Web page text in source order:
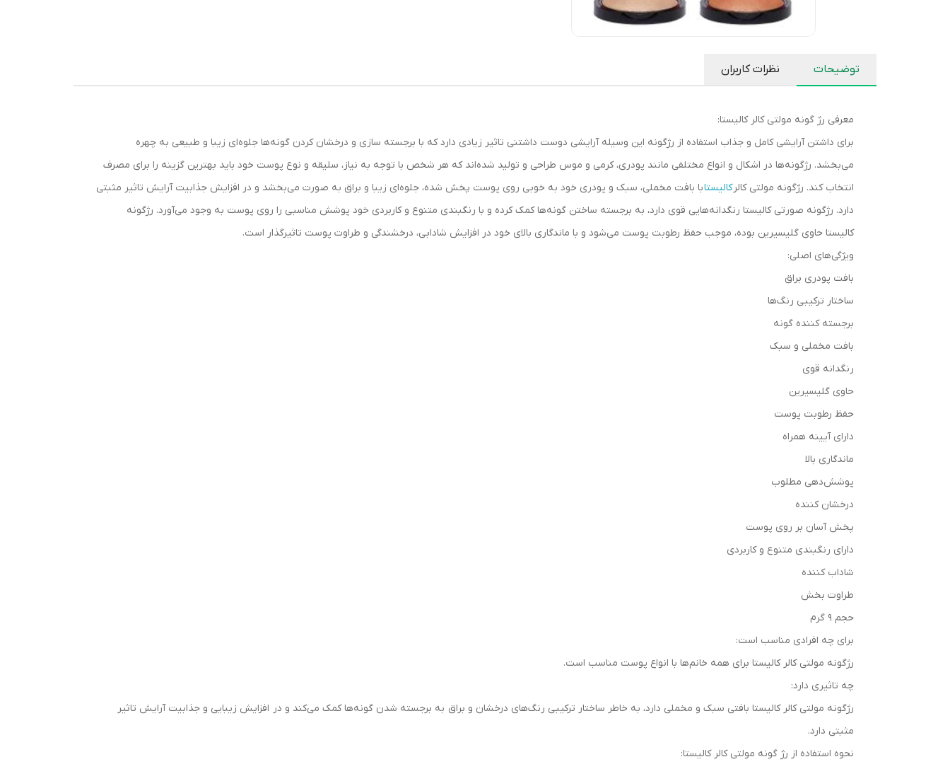
توضیحات نظرات کاربران
معرفی رژ گونه مولتی کالر کالیستا:
برای داشتن آرایشی کامل و جذاب استفاده از رژگونه این وسیله آرایشی دوست داشتنی تاثیر زیادی دارد که با برجسته سازی و درخشان کردن گونه‌ها جلوه‌ای زیبا و طبیعی به چهره
می‌بخشد. رژگونه‌ها در اشکال و انواع مختلفی مانند پودری، کرمی و موس طراحی و تولید شده‌اند که هر شخص با توجه به نیاز، سلیقه و نوع پوست خود باید بهترین گزینه را برای مصرف
انتخاب کند. رژگونه مولتی کالرکالیستابا بافت مخملی، سبک و پودری خود به خوبی روی پوست پخش شده، جلوه‌ای زیبا و براق به صورت می‌بخشد و در افزایش جذابیت آرایش تاثیر مثبتی
دارد. رژگونه صورتی کالیستا رنگدانه‌هایی قوی دارد، به برجسته ساختن گونه‌ها کمک کرده و با رنگبندی متنوع و کاربردی خود پوشش مناسبی را روی پوست به وجود می‌آورد. رژگونه
کالیستا حاوی گلیسیرین بوده، موجب حفظ رطوبت پوست می‌شود و با ماندگاری بالای خود در افزایش شادابی، درخشندگی و طراوت پوست تاثیرگذار است.
ویژگی‌های اصلی:
بافت پودری براق
ساختار ترکیبی رنگ‌ها
برجسته کننده گونه
بافت مخملی و سبک
رنگدانه قوی
حاوی گلیسیرین
حفظ رطوبت پوست
دارای آیینه همراه
ماندگاری بالا
پوشش‌دهی مطلوب
درخشان کننده
پخش آسان بر روی پوست
دارای رنگبندی متنوع و کاربردی
شاداب کننده
طراوت بخش
حجم 9 گرم
برای چه افرادی مناسب است:
رژگونه مولتی کالر کالیستا برای همه خانم‌ها با انواع پوست مناسب است.
چه تاثیری دارد:
رژگونه مولتی کالر کالیستا بافتی سبک و مخملی دارد، به خاطر ساختار ترکیبی رنگ‌های درخشان و براق به برجسته شدن گونه‌ها کمک می‌کند و در افزایش زیبایی و جذابیت آرایش تاثیر
مثبتی دارد.
نحوه استفاده از رژ گونه مولتی کالر کالیستا: